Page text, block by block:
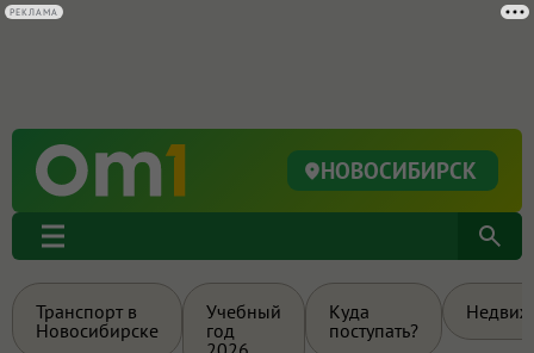
НОВОСИБИРСК
Транспорт в
Новосибирске
Учебный
год
Куда
поступать?
РЕКЛАМА